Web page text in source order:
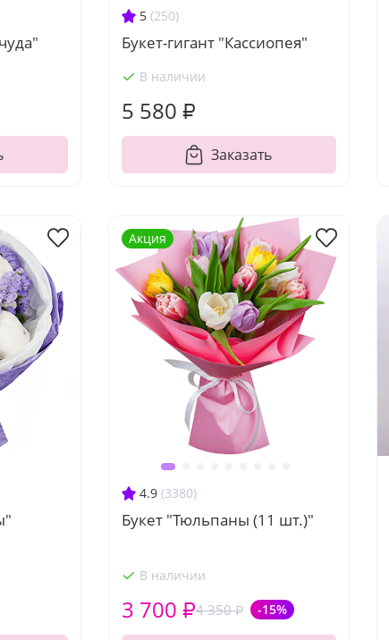
5 (250)
Букет-гигант "Кассиопея"
В наличии
5 580 ₽
Заказать
4.9 (3380)
Букет "Тюльпаны (11 шт.)"
В наличии
4 350 ₽ -15%
3 700 ₽
Акция